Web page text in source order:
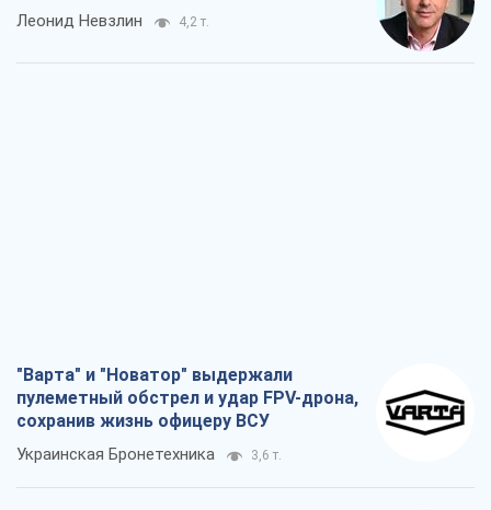
Леонид Невзлин 4,2 т.
"Варта" и "Новатор" выдержали
пулеметный обстрел и удар FPV-дрона,
сохранив жизнь офицеру ВСУ
Украинская Бронетехника 3,6 т.